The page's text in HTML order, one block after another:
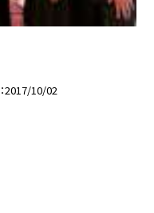
2017/10/02